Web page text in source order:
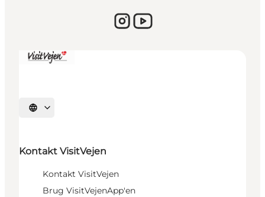
Vælg sprog
Kontakt VisitVejen
Kontakt VisitVejen
Brug VisitVejenApp'en